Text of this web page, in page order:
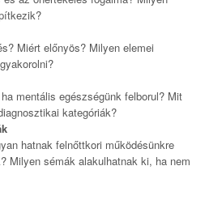
Miért előnyös? Milyen elemei
mentális egészségünk felborul? Mit
kategóriák?
hatnak felnőttkori működésünkre
Milyen sémák alakulhatnak ki, ha nem